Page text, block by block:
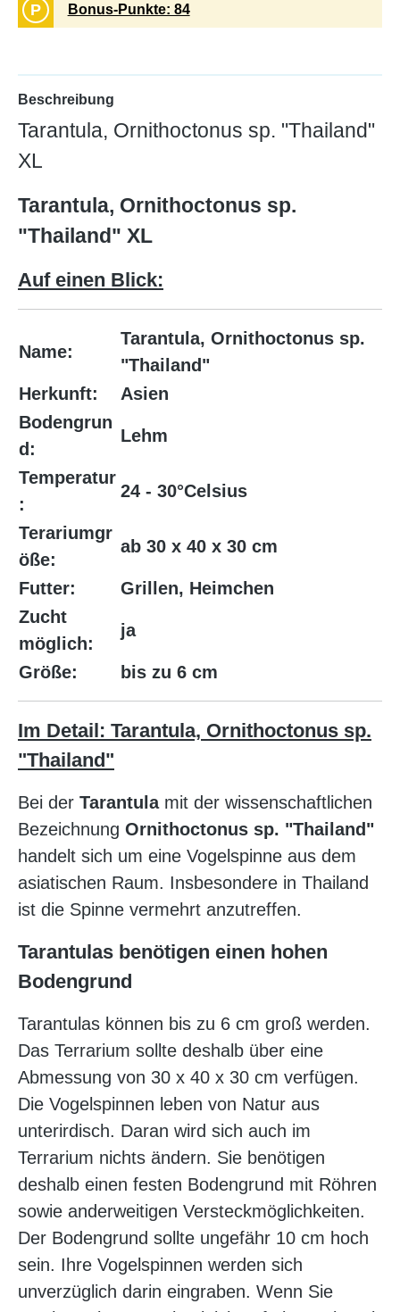
P Bonus-Punkte: 84
Beschreibung
Tarantula, Ornithoctonus sp. "Thailand"
XL
Tarantula, Ornithoctonus sp.
"Thailand" XL
Auf einen Blick:
Name:
Tarantula, Ornithoctonus sp.
"Thailand"
Herkunft:
Asien
Bodengrun
d:
Lehm
Temperatur
:
24 - 30°Celsius
Terariumgr
öße:
ab 30 x 40 x 30 cm
Futter:
Grillen, Heimchen
Zucht
möglich:
ja
Größe: bis zu 6 cm
Im Detail: Tarantula, Ornithoctonus sp.
"Thailand"
Bei der Tarantulamit der wissenschaftlichen
Bezeichnung Ornithoctonus sp. "Thailand"
handelt sich um eine Vogelspinne aus dem
asiatischen Raum. Insbesondere in Thailand
ist die Spinne vermehrt anzutreffen.
Tarantulas benötigen einen hohen
Bodengrund
Tarantulas können bis zu 6 cm groß werden.
Das Terrarium sollte deshalb über eine
Abmessung von 30 x 40 x 30 cm verfügen.
Die Vogelspinnen leben von Natur aus
unterirdisch. Daran wird sich auch im
Terrarium nichts ändern. Sie benötigen
deshalb einen festen Bodengrund mit Röhren
sowie anderweitigen Versteckmöglichkeiten.
Der Bodengrund sollte ungefähr 10 cm hoch
sein. Ihre Vogelspinnen werden sich
unverzüglich darin eingraben. Wenn Sie